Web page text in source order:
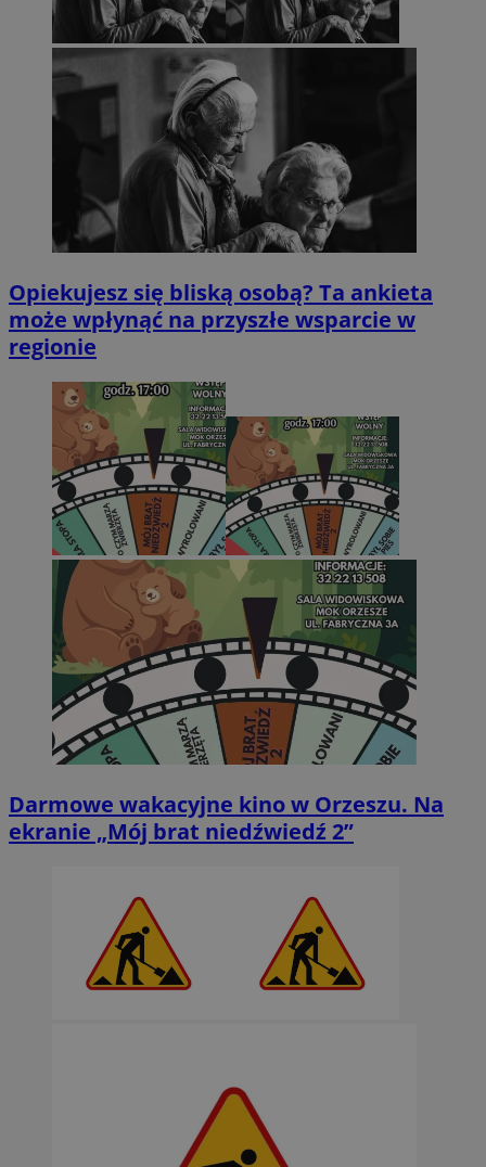
Opiekujesz się bliską osobą? Ta ankieta
może wpłynąć na przyszłe wsparcie w
regionie
Darmowe wakacyjne kino w Orzeszu. Na
ekranie „Mój brat niedźwiedź 2”